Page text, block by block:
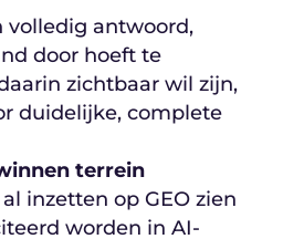
volledig antwoord,
door hoeft te
zichtbaar wil zijn,
duidelijke, complete
terrein
inzetten op GEO zien
worden in AI-